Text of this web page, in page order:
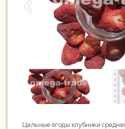
Цельные ягоды клубники